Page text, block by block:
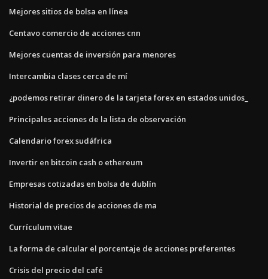
Mejores sitios de bolsa en línea
Centavo comercio de acciones cnn
Mejores cuentas de inversión para menores
Intercambia clases cerca de mí
¿podemos retirar dinero de la tarjeta forex en estados unidos_
Principales acciones de la lista de observación
Calendario forex sudáfrica
Invertir en bitcoin cash o ethereum
Empresas cotizadas en bolsa de dublín
Historial de precios de acciones de ma
Currículum vitae
La forma de calcular el porcentaje de acciones preferentes
Crisis del precio del café